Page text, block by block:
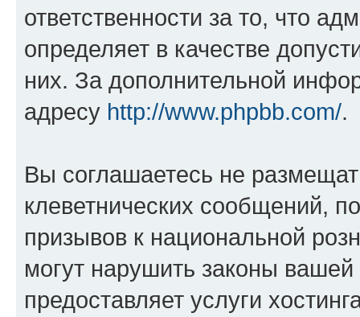
ответственности за то, что
определяет в качестве
них. За дополнительной
адресу http://www.phpbb.com/.
Вы соглашаетесь не
клеветнических сообщений,
призывов к национальной
могут нарушить законы
предоставляет услуги